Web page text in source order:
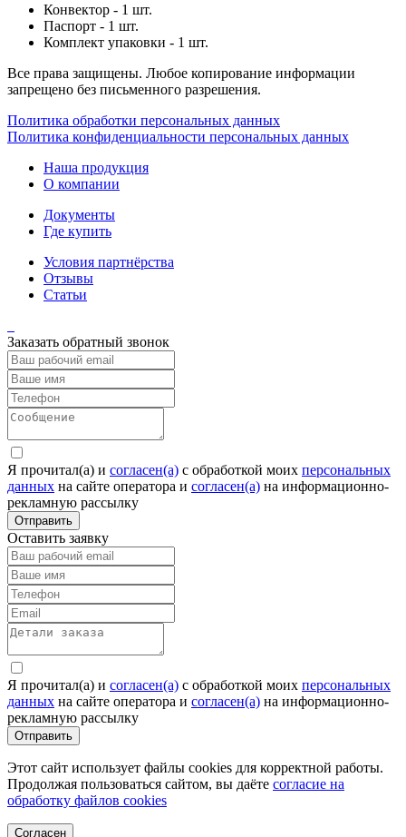
Конвектор - 1 шт.
Паспорт - 1 шт.
Комплект упаковки - 1 шт.
Все права защищены. Любое копирование информации
запрещено без письменного разрешения.
Политика обработки персональных данных
Политика конфиденциальности персональных данных
Наша продукция
О компании
Документы
Где купить
Условия партнёрства
Отзывы
Статьи
Заказать обратный звонок
Я прочитал(а) и согласен(а) c обработкой моих персональных
данных на сайте оператора и согласен(а) на информационно-
рекламную рассылку
Отправить
Оставить заявку
Я прочитал(а) и согласен(а) c обработкой моих персональных
данных на сайте оператора и согласен(а) на информационно-
рекламную рассылку
Отправить
Этот сайт использует файлы cookies для корректной работы.
Продолжая пользоваться сайтом, вы даёте согласие на
обработку файлов cookies
Согласен